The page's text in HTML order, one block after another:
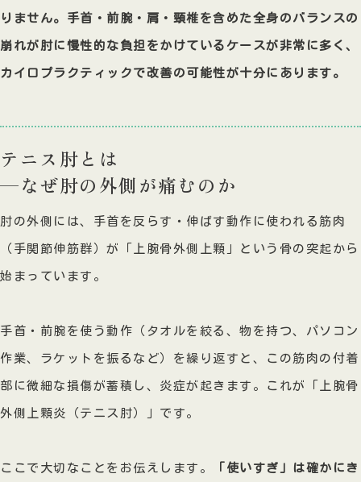
りません。手首・前腕・肩・頸椎を含めた全身のバランスの
崩れが肘に慢性的な負担をかけているケースが非常に多く、
カイロプラクティックで改善の可能性が十分にあります。
テニス肘とは
—なぜ肘の外側が痛むのか
肘の外側には、手首を反らす・伸ばす動作に使われる筋肉
（手関節伸筋群）が「上腕骨外側上顆」という骨の突起から
始まっています。
手首・前腕を使う動作（タオルを絞る、物を持つ、パソコン
作業、ラケットを振るなど）を繰り返すと、この筋肉の付着
部に微細な損傷が蓄積し、炎症が起きます。これが「上腕骨
外側上顆炎（テニス肘）」です。
ここで大切なことをお伝えします。
「使いすぎ」は確かにき